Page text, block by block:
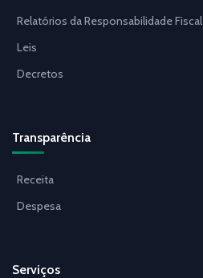
Relatórios da Responsabilidade Fiscal
Leis
Decretos
Transparência
Receita
Despesa
Serviços